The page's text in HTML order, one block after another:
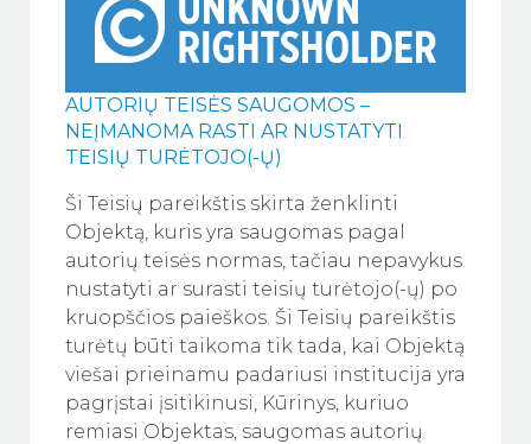
AUTORIŲ TEISĖS SAUGOMOS –
NEĮMANOMA RASTI AR NUSTATYTI
TEISIŲ TURĖTOJO(-Ų)
Ši Teisių pareikštis skirta ženklinti
Objektą, kuris yra saugomas pagal
autorių teisės normas, tačiau nepavykus
nustatyti ar surasti teisių turėtojo(-ų) po
kruopščios paieškos. Ši Teisių pareikštis
turėtų būti taikoma tik tada, kai Objektą
viešai prieinamu padariusi institucija yra
pagrįstai įsitikinusi, Kūrinys, kuriuo
remiasi Objektas, saugomas autorių